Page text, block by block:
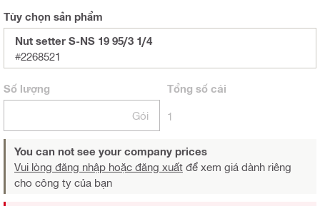
Tùy chọn sản phẩm
Nut setter S-NS 19 95/3 1/4
#2268521
Số lượng
Gói
Tổng số cái
1
You can not see your company prices
Vui lòng đăng nhập hoặc đăng xuất để xem giá dành riêng
cho công ty của bạn